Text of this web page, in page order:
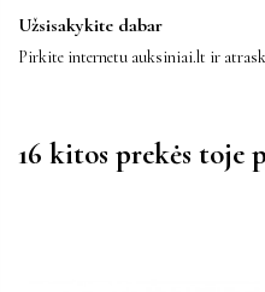
Užsisakykite dabar
Pirkite internetu auksiniai.lt ir
16 kitos prekės toje